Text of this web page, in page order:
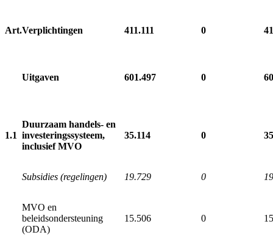
Art.Verplichtingen 411.111 0
Uitgaven 601.497 0
1.1
Duurzaam handels- en
investeringssysteem,
inclusief MVO
35.114 0
Subsidies (regelingen) 19.729 0
MVO en
beleidsondersteuning
(ODA)
15.506 0